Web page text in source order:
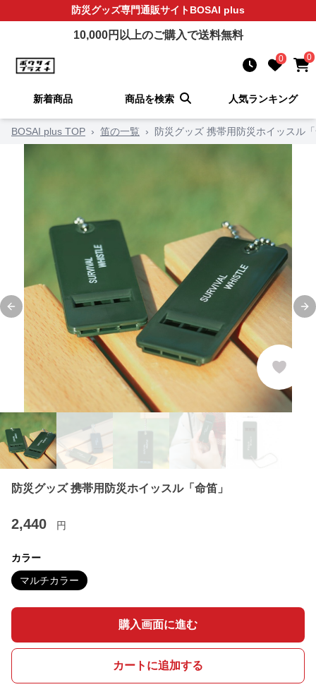
防災グッズ専門通販サイトBOSAI plus
10,000円以上のご購入で送料無料
0 0
新着商品 商品を検索 人気ランキング
BOSAI plus TOP › 笛の一覧 › 防災グッズ 携帯用防災ホイッスル
Previous slide
防災グッズ 携帯用防災ホイッスル「命笛」
2,440 円
カラー
マルチカラー
購入画面に進む
カートに追加する